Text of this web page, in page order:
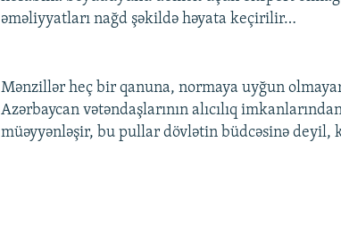
əməliyyatları nağd şəkildə həyata keçirilir…
Mənzillər heç bir qanuna, normaya uyğun
Azərbaycan vətəndaşlarının alıcılıq
müəyyənləşir, bu pullar dövlətin büdcəsinə deyil,